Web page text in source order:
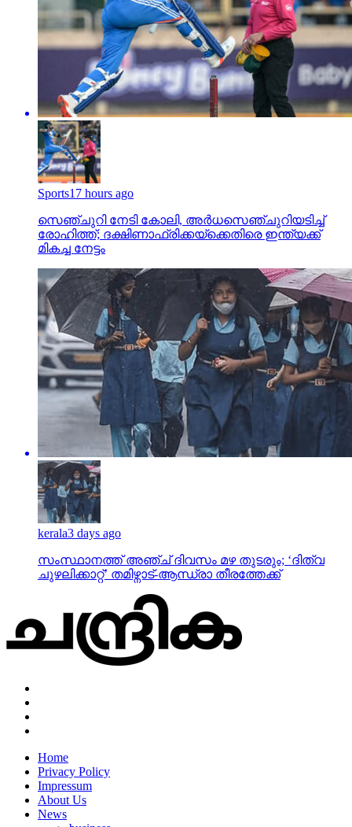
Sports17 hours ago
സെഞ്ചുറി നേടി കോലി, അര്‍ധസെഞ്ചുറിയടിച്ച്
രോഹിത്ത്; ദക്ഷിണാഫ്രിക്കയ്‌ക്കെതിരെ ഇന്ത്യക്ക്
മികച്ച നേട്ടം
kerala3 days ago
സംസ്ഥാനത്ത് അഞ്ച് ദിവസം മഴ തുടരും; ‘ദിത്വ
ചുഴലിക്കാറ്റ്‌’ തമിഴ്നാട്-ആന്ധ്രാ തീരത്തേക്ക്
Home
Privacy Policy
Impressum
About Us
News